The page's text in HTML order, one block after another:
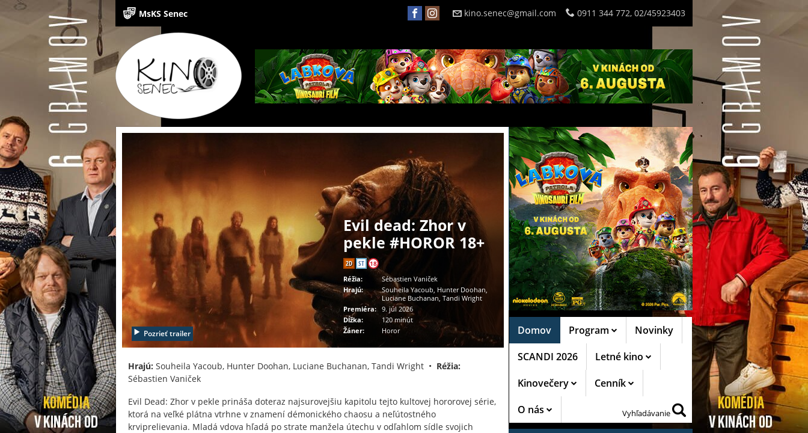
MsKS Senec kino.senec@gmail.com 0911 344 772, 02/45923403
Pozrieť trailer
Evil dead: Zhor v
pekle #HOROR 18+
2D ST 18
Réžia:
Sébastien Vaniček
Hrajú:
Souheila Yacoub, Hunter Doohan,
Luciane Buchanan, Tandi Wright
Premiéra: 9. júl 2026
Dĺžka:
120 minút
Žáner:
Horor
Hrajú: Souheila Yacoub, Hunter Doohan, Luciane Buchanan, Tandi Wright • Réžia:
Sébastien Vaniček
Evil Dead: Zhor v pekle prináša doteraz najsurovejšiu kapitolu tejto kultovej hororovej série,
ktorá na veľké plátna vtrhne v znamení démonického chaosu a neľútostného
krviprelievania. Mladá vdova hľadá po strate manžela útechu v odľahlom sídle svojich
Domov Program
Novinky
SCANDI 2026
Letné kino
Kinovečery
Cenník
O nás
Vyhľadávanie